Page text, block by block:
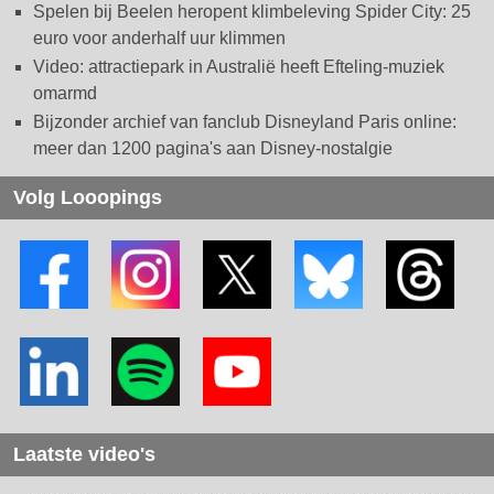
Spelen bij Beelen heropent klimbeleving Spider City: 25
euro voor anderhalf uur klimmen
Video: attractiepark in Australië heeft Efteling-muziek
omarmd
Bijzonder archief van fanclub Disneyland Paris online:
meer dan 1200 pagina's aan Disney-nostalgie
Volg Looopings
Laatste video's